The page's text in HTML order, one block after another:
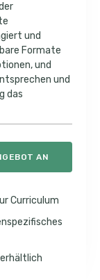
und
Formate
und
und
das
AN
Curriculum